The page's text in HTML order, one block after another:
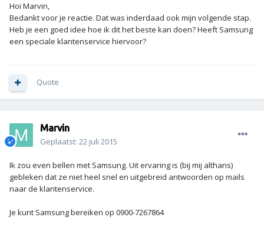
Hoi Marvin,
Bedankt voor je reactie. Dat was inderdaad ook mijn volgende stap.
Heb je een goed idee hoe ik dit het beste kan doen? Heeft Samsung
een speciale klantenservice hiervoor?
Quote
Marvin
Geplaatst: 22 juli 2015
Ik zou even bellen met Samsung. Uit ervaring is (bij mij althans)
gebleken dat ze niet heel snel en uitgebreid antwoorden op mails
naar de klantenservice.
Je kunt Samsung bereiken op 0900-7267864